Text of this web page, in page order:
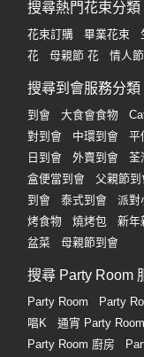
搜尋熱門花束分類
花束訂購 畢業花束
花
母親節 花 情人
搜尋到會服務分類
到會 大食會食物
對到會
中環到會 平
日到會
外賣到會 荃
盒便當到會
父親節到
到會
泰式到會 派對
烤食物
燒烤包 新年
盆菜
母親節到會
搜尋 Party Room
Party Room Party
唱K
通宵 Party Room
Party Room 廚房